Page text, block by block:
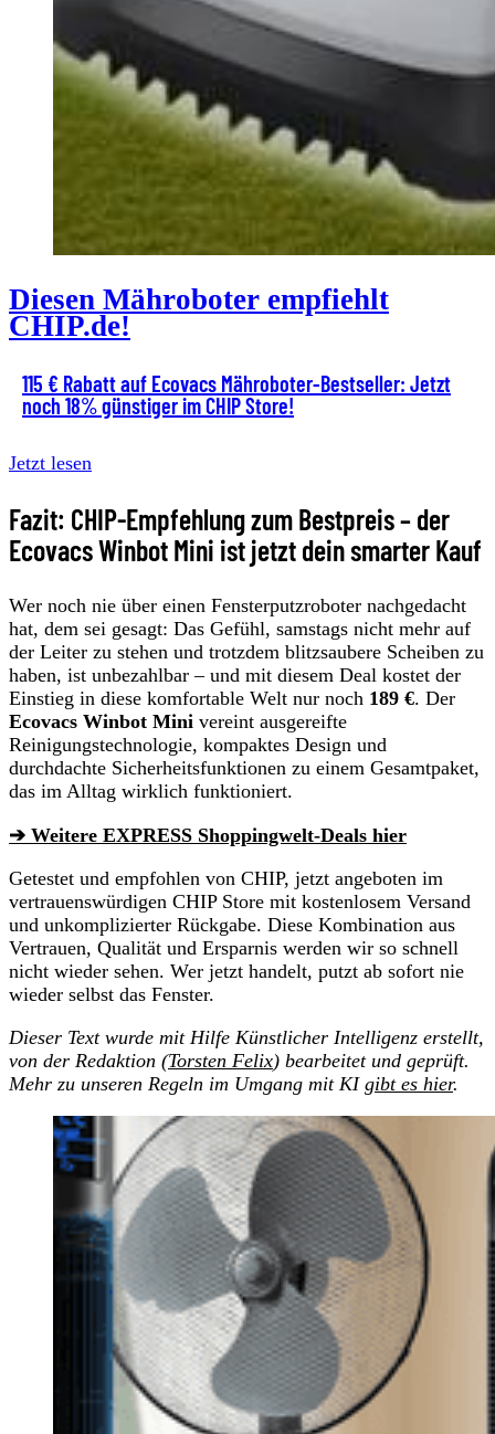
Diesen Mähroboter empfiehlt
CHIP.de!
115 € Rabatt auf Ecovacs Mähroboter-Bestseller: Jetzt
noch 18% günstiger im CHIP Store!
Jetzt lesen
Fazit: CHIP-Empfehlung zum Bestpreis – der
Ecovacs Winbot Mini ist jetzt dein smarter Kauf
Wer noch nie über einen Fensterputzroboter nachgedacht
hat, dem sei gesagt: Das Gefühl, samstags nicht mehr auf
der Leiter zu stehen und trotzdem blitzsaubere Scheiben zu
haben, ist unbezahlbar – und mit diesem Deal kostet der
Einstieg in diese komfortable Welt nur noch 189 €. Der
Ecovacs Winbot Mini vereint ausgereifte
Reinigungstechnologie, kompaktes Design und
durchdachte Sicherheitsfunktionen zu einem Gesamtpaket,
das im Alltag wirklich funktioniert.
➔ Weitere EXPRESS Shoppingwelt-Deals hier
Getestet und empfohlen von CHIP, jetzt angeboten im
vertrauenswürdigen CHIP Store mit kostenlosem Versand
und unkomplizierter Rückgabe. Diese Kombination aus
Vertrauen, Qualität und Ersparnis werden wir so schnell
nicht wieder sehen. Wer jetzt handelt, putzt ab sofort nie
wieder selbst das Fenster.
Dieser Text wurde mit Hilfe Künstlicher Intelligenz erstellt,
von der Redaktion (Torsten Felix) bearbeitet und geprüft.
Mehr zu unseren Regeln im Umgang mit KI gibt es hier.